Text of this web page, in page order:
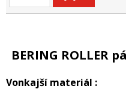
BERING ROLLER
Vonkajší materiál :